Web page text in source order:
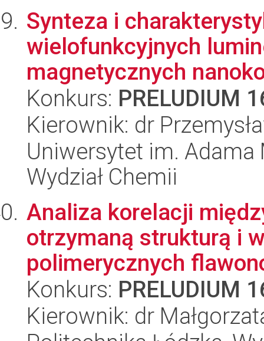
Synteza i
wielofunkcyjnych
magnetycznych
Konkurs: PRELUDIUM
Kierownik: dr
Uniwersytet im.
Wydział Chemii
Analiza korelacji
otrzymaną strukturą i
polimerycznych
Konkurs: PRELUDIUM
Kierownik: dr